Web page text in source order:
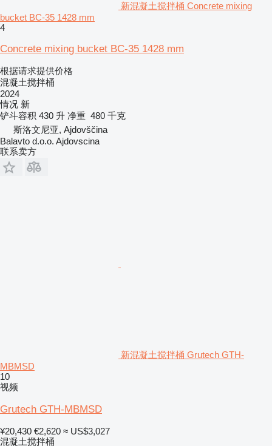
新混凝土搅拌桶 Concrete mixing
bucket BC-35 1428 mm
4
Concrete mixing bucket BC-35 1428 mm
根据请求提供价格
混凝土搅拌桶
2024
情况 新
铲斗容积 430 升 净重 480 千克
斯洛文尼亚, Ajdovščina
Balavto d.o.o. Ajdovscina
联系卖方
新混凝土搅拌桶 Grutech GTH-
MBMSD
10
视频
Grutech GTH-MBMSD
¥20,430 €2,620 ≈ US$3,027
混凝土搅拌桶